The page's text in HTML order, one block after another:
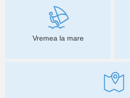
Vremea la mare